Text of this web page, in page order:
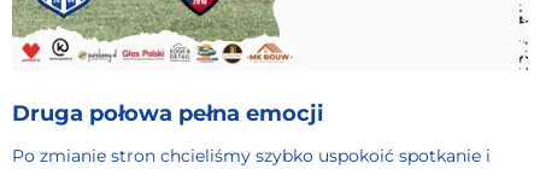
Druga połowa pełna emocji
Po zmianie stron chcieliśmy szybko uspokoić spotkanie i